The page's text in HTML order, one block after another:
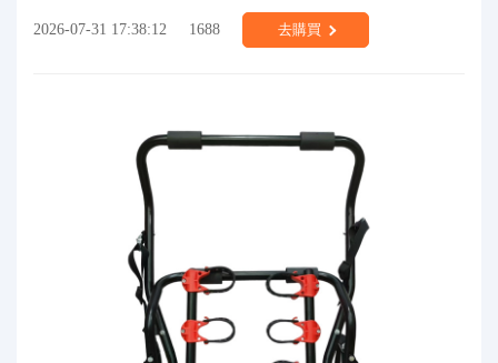
2026-07-31 17:38:12 1688 去購買